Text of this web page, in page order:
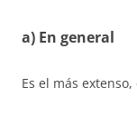
a) En general
Es el más extenso,